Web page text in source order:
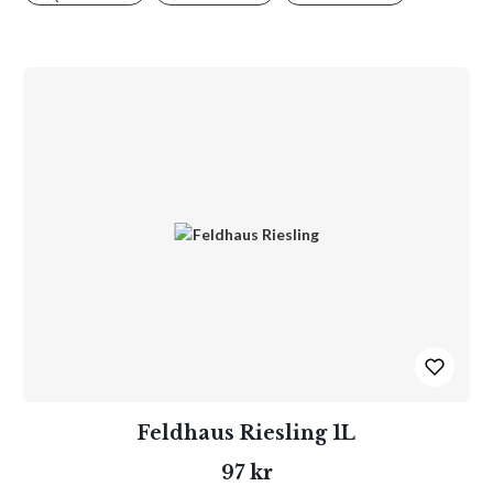
Feldhaus Riesling 1L
97 kr